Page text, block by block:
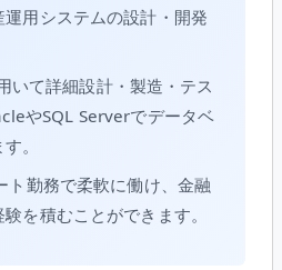
運用システムの設計・開発
いて詳細設計・製造・テス
やSQL Serverでデータベ
。
ト勤務で柔軟に働け、金融
を積むことができます。